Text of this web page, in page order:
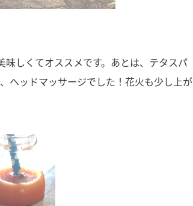
しくてオススメです。あとは、テタスパ
ヘッドマッサージでした！花火も少し上が